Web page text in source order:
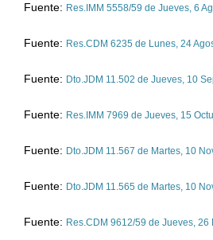
Fuente: Res.IMM 5558/59 de Jueves, 6
Fuente: Res.CDM 6235 de Lunes, 24
Fuente: Dto.JDM 11.502 de Jueves, 10
Fuente: Res.IMM 7969 de Jueves, 15
Fuente: Dto.JDM 11.567 de Martes, 10
Fuente: Dto.JDM 11.565 de Martes, 10
Fuente: Res.CDM 9612/59 de Jueves, 26